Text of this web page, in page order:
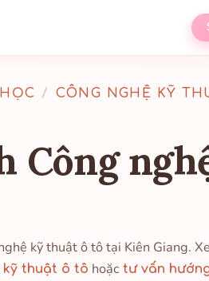
/ CÔNG NGHỆ KỸ
Công
kỹ thuật ô tô tại Kiên Giang.
kỹ thuật ô tô hoặc tư vấn